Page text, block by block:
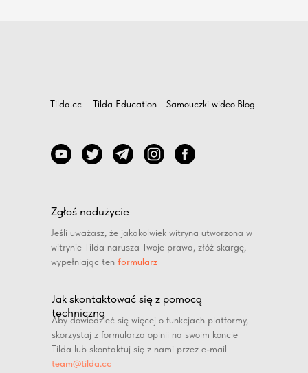
Tilda.cc Tilda Education Samouczki wideo Blog
Zgłoś nadużycie
Jeśli uważasz, że jakakolwiek witryna utworzona w
witrynie Tilda narusza Twoje prawa, złóż skargę,
wypełniając ten formularz
Jak skontaktować się z pomocą
techniczną
Aby dowiedzieć się więcej o funkcjach platformy,
skorzystaj z formularza opinii na swoim koncie
Tilda lub skontaktuj się z nami przez e-mail
team@tilda.cc